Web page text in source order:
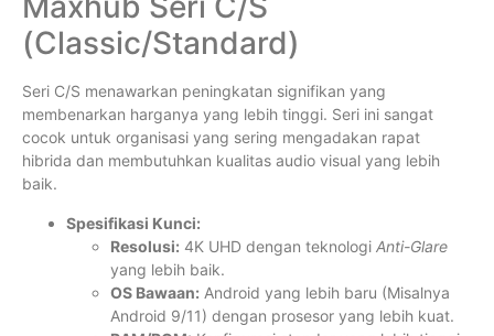
(Classic/Standard)
Seri C/S menawarkan peningkatan signifikan yang
membenarkan harganya yang lebih tinggi. Seri ini sangat
cocok untuk organisasi yang sering mengadakan rapat
hibrida dan membutuhkan kualitas audio visual yang lebih
baik.
Spesifikasi Kunci:
Resolusi: 4K UHD dengan teknologi Anti-Glare
yang lebih baik.
OS Bawaan: Android yang lebih baru (Misalnya
Android 9/11) dengan prosesor yang lebih kuat.